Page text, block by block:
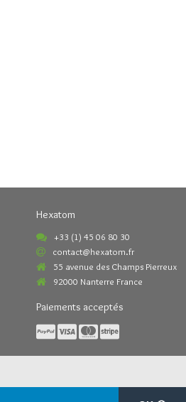
Hexatom
+33 (1) 45 06 80 30
contact@hexatom.fr
55 avenue des Champs Pierreux
92000 Nanterre France
Paiements acceptés